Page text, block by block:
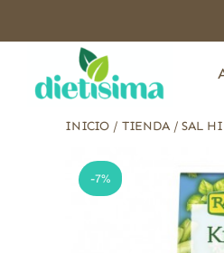
INICIO / TIENDA/SAL
-7%